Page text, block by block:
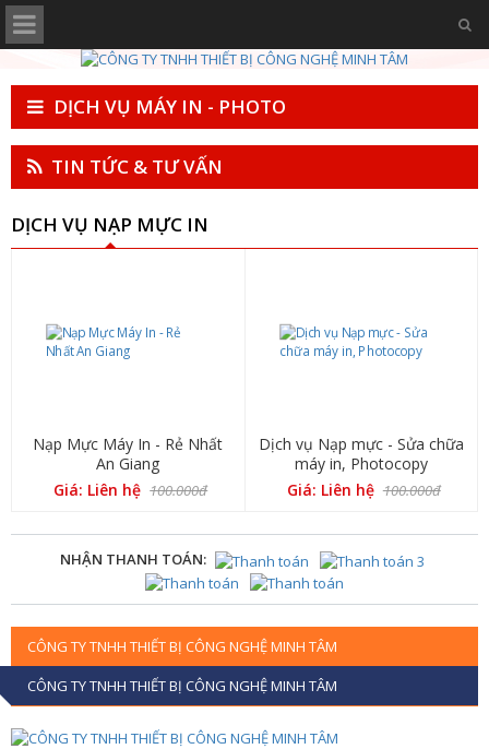
DỊCH VỤ MÁY IN - PHOTO
TIN TỨC & TƯ VẤN
DỊCH VỤ NẠP MỰC IN
Nạp Mực Máy In - Rẻ Nhất
An Giang
Giá: Liên hệ 100.000đ
Dịch vụ Nạp mực - Sửa chữa
máy in, Photocopy
Giá: Liên hệ 100.000đ
NHẬN THANH TOÁN:
CÔNG TY TNHH THIẾT BỊ CÔNG NGHỆ MINH TÂM
CÔNG TY TNHH THIẾT BỊ CÔNG NGHỆ MINH TÂM